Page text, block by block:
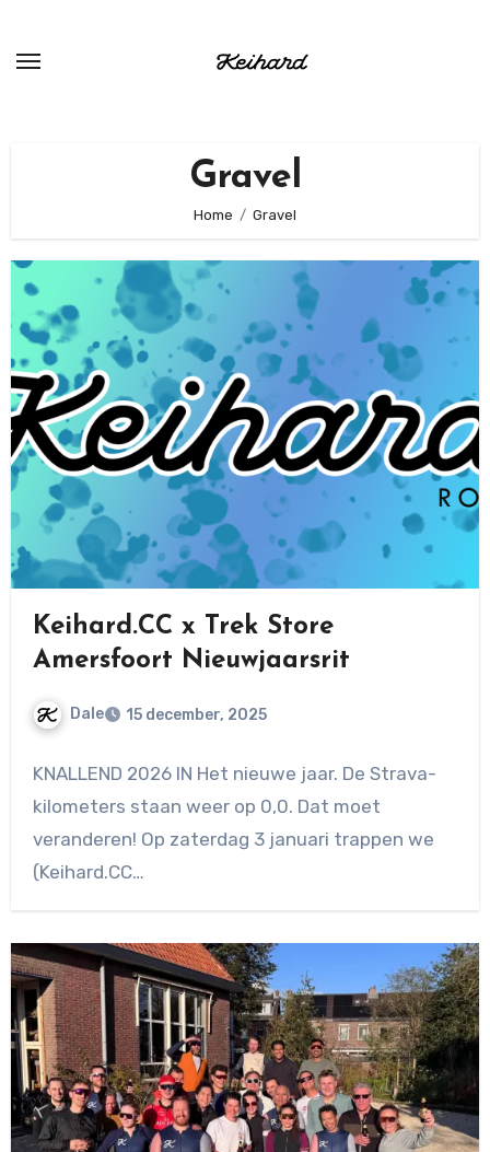
de
Gravel
Home Gravel
Keihard.CC x Trek Store
Amersfoort Nieuwjaarsrit
Dale 15 december, 2025
reacties
KNALLEND 2026 IN Het nieuwe jaar. De Strava-
kilometers staan weer op 0,0. Dat moet
veranderen! Op zaterdag 3 januari trappen we
(Keihard.CC…